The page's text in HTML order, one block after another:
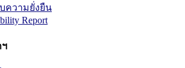
ความยั่งยืน
Report